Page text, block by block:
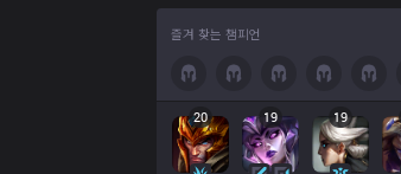
즐겨 찾는 챔피언
20 19 19